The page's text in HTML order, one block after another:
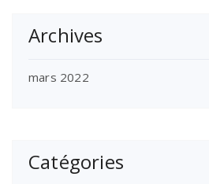
Archives
mars 2022
Catégories